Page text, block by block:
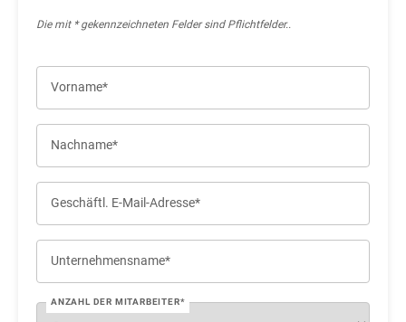
Die mit * gekennzeichneten Felder sind Pflichtfelder..
Vorname*
Nachname*
Geschäftl. E-Mail-Adresse*
Unternehmensname*
ANZAHL DER MITARBEITER*